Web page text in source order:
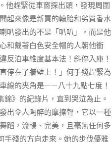
他趕緊從車窗探出頭，發現周圍
起來像是新買的輪胎和劣質香水
叭發出的不是「叭叭」，而是他
和戴著白色安全帽的人朝他衝
反泊車維度基本法！斜停入庫！
停在了牆壁上！」何手殘趕緊為
線的夾角是——八十九點七度！
》的紀錄片，直到哭泣為止。
出令人陶醉的摩擦聲，它以一種
蹈，流暢、完美，且毫無任何多
手殘的方向走來。她的步伐優雅